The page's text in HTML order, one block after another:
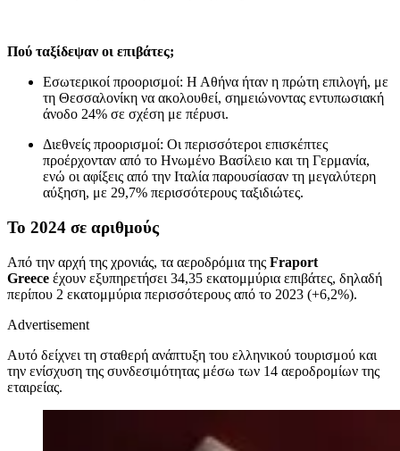
Πού ταξίδεψαν οι επιβάτες;
Εσωτερικοί προορισμοί: Η Αθήνα ήταν η πρώτη επιλογή, με
τη Θεσσαλονίκη να ακολουθεί, σημειώνοντας εντυπωσιακή
άνοδο 24% σε σχέση με πέρυσι.
Διεθνείς προορισμοί: Οι περισσότεροι επισκέπτες
προέρχονταν από το Ηνωμένο Βασίλειο και τη Γερμανία,
ενώ οι αφίξεις από την Ιταλία παρουσίασαν τη μεγαλύτερη
αύξηση, με 29,7% περισσότερους ταξιδιώτες.
Το 2024 σε αριθμούς
Από την αρχή της χρονιάς, τα αεροδρόμια της Fraport
Greece έχουν εξυπηρετήσει 34,35 εκατομμύρια επιβάτες, δηλαδή
περίπου 2 εκατομμύρια περισσότερους από το 2023 (+6,2%).
Advertisement
Αυτό δείχνει τη σταθερή ανάπτυξη του ελληνικού τουρισμού και
την ενίσχυση της συνδεσιμότητας μέσω των 14 αεροδρομίων της
εταιρείας.